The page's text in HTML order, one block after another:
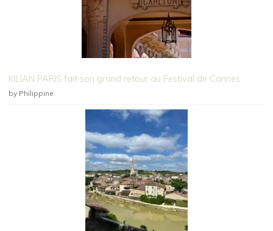
KILIAN PARIS fait son grand retour au Festival de Cannes
by Philippine